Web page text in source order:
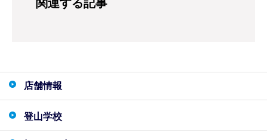
関連する記事
店舗情報
登山学校